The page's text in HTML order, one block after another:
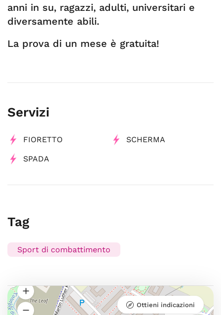
anni in su, ragazzi, adulti, universitari e
diversamente abili.
La prova di un mese è gratuita!
Servizi
FIORETTO SCHERMA
SPADA
Tag
Sport di combattimento
Ottieni indicazioni